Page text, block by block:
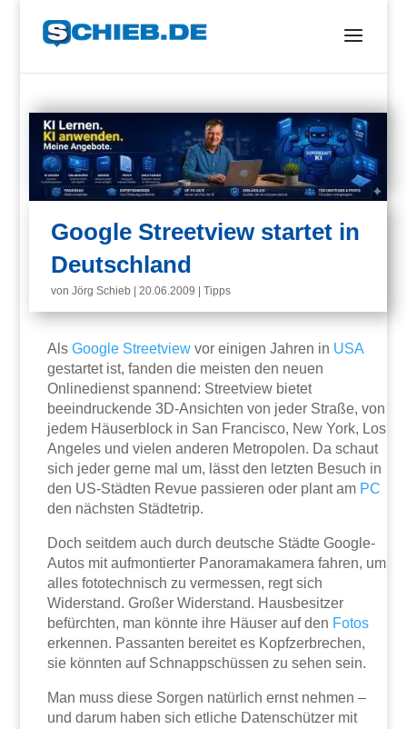
Google Streetview startet in
Deutschland
vonJörg Schieb |20.06.2009 |Tipps
AlsGoogle Streetview vor einigen Jahren in USA
gestartet ist, fanden die meisten den neuen
Onlinedienst spannend: Streetview bietet
beeindruckende 3D-Ansichten von jeder Straße, von
jedem Häuserblock in San Francisco, New York, Los
Angeles und vielen anderen Metropolen. Da schaut
sich jeder gerne mal um, lässt den letzten Besuch in
den US-Städten Revue passieren oder plant am PC
den nächsten Städtetrip.
Doch seitdem auch durch deutsche Städte Google-
Autos mit aufmontierter Panoramakamera fahren, um
alles fototechnisch zu vermessen, regt sich
Widerstand. Großer Widerstand. Hausbesitzer
befürchten, man könnte ihre Häuser auf den Fotos
erkennen. Passanten bereitet es Kopfzerbrechen,
sie könnten auf Schnappschüssen zu sehen sein.
Man muss diese Sorgen natürlich ernst nehmen –
und darum haben sich etliche Datenschützer mit